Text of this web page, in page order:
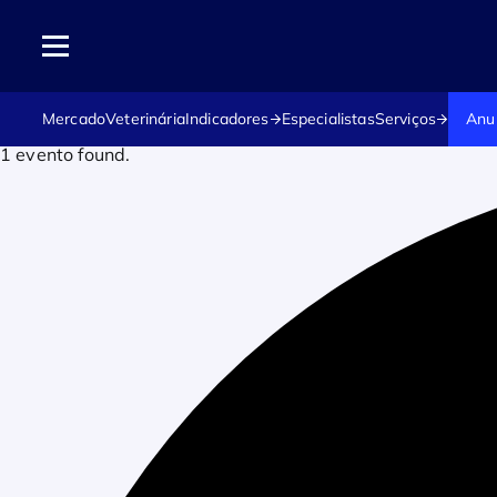
MercadoVeterináriaIndicadores EspecialistasServiços
1 evento found.